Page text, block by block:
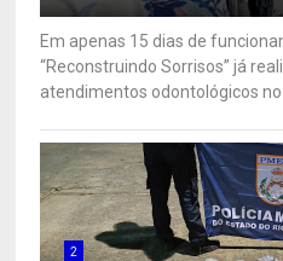
Em apenas 15 dias de
“Reconstruindo Sorrisos” já
atendimentos odontológicos
2